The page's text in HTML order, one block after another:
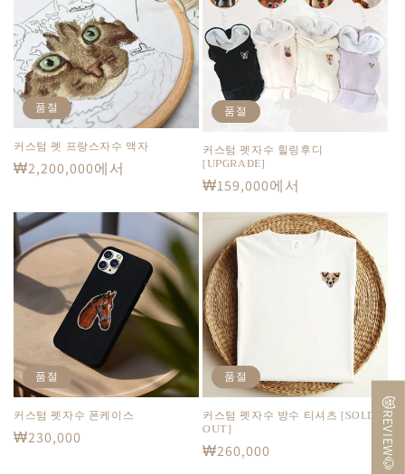
품절
커스텀 펫 프랑스자수 액자
정
₩2,200,000에서
품절
커스텀 펫자수 힐링후디
[UPGRADE]
정
₩159,000에서
품절
커스텀 펫자수 폰케이스
정
₩230,000
품절
커스텀 펫자수 방수 티셔츠 [SOLD
OUT]
정
₩260,000 😻REVIEW🐶